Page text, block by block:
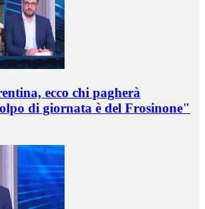
ecco chi pagherà
di giornata è del Frosinone"